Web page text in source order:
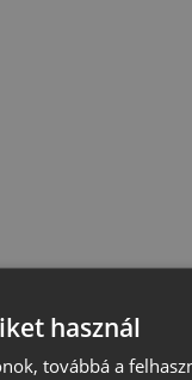
használ
továbbá a